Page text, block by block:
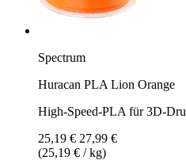
Spectrum
Huracan PLA Lion Orange
High-Speed-PLA für 3D-
25,19 € 27,99 €
(25,19 € / kg)